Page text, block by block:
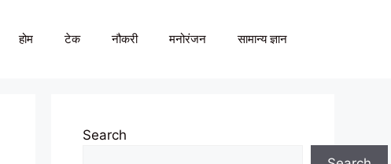
होम टेक नौकरी मनोरंजन सामान्य ज्ञान
Search